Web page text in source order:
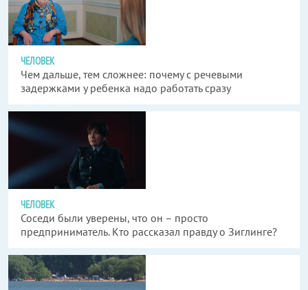
ЧЕЛОВЕК
Чем дальше, тем сложнее: почему с речевыми
задержками у ребенка надо работать сразу
ЧЕЛОВЕК
Соседи были уверены, что он – просто
предприниматель. Кто рассказал правду о Зиглинге?